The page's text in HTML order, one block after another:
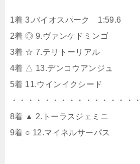
1着 3.バイオスパーク 1:59.6
2着 ◎ 9.ヴァンケドミンゴ
3着 ☆ 7.テリトーリアル
4着 △ 13.デンコウアンジュ
5着 11.ウインイクシード
・・・・・・・・・・・・・・・・
8着 ▲ 2.トーラスジェミニ
9着 ○ 12.マイネルサーパス